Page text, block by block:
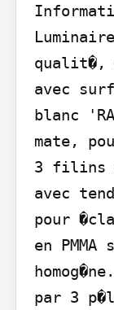
qualit�,
avec
blanc
mate,
3 filins
avec
pour
en
par 3